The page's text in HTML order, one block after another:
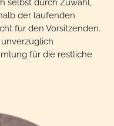
selbst durch Zuwahl,
der laufenden
für den Vorsitzenden.
für die restliche